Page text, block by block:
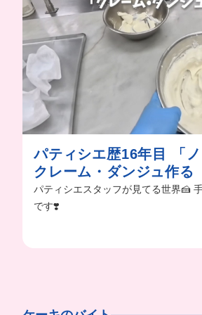
パティシエ歴16年目 「
クレーム・ダンジュ作る
パティシエスタッフが見てる世界🍰
です❣️